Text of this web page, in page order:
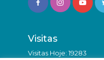
Visitas
Visitas Hoje: 19283